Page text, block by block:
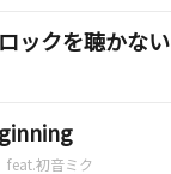
ックを聴かない
feat.初音ミク